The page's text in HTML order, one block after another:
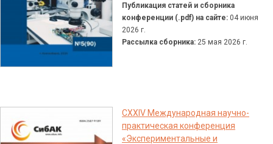
Публикация статей и сборника
конференции (.pdf) на сайте: 04 июня
2026 г.
Рассылка сборника: 25 мая 2026 г.
CXXIV Международная научно-
практическая конференция
«Экспериментальные и